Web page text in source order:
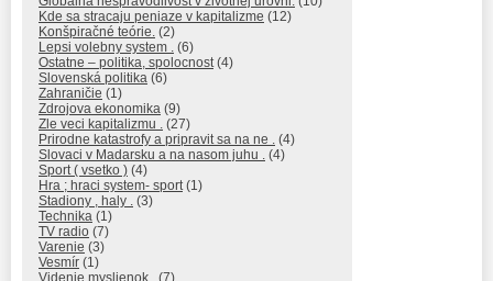
Kde sa stracaju peniaze v kapitalizme (12)
Konšpiračné teórie. (2)
Lepsi volebny system .
(6)
Ostatne – politika, spolocnost (4)
Slovenská politika (6)
Zahraničie (1)
Zdrojova ekonomika (9)
Zle veci kapitalizmu .
(27)
Prirodne katastrofy a pripravit sa na ne .
(4)
Slovaci v Madarsku a na nasom juhu .
(4)
Sport ( vsetko ) (4)
Hra ; hraci system- sport (1)
Stadiony , haly .
(3)
Technika (1)
TV radio (7)
Varenie (3)
Vesmír (1)
Videnie myslienok .
(7)